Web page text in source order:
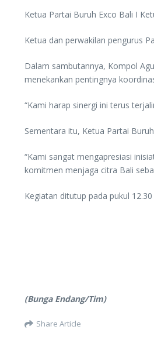
Ketua Partai Buruh Exco Bali I
Ketua dan perwakilan pengurus
Dalam sambutannya, Kompol
menekankan pentingnya
“Kami harap sinergi ini terus
Sementara itu, Ketua Partai
“Kami sangat mengapresiasi
komitmen menjaga citra Bali
Kegiatan ditutup pada pukul
(Bunga Endang/Tim)
Share Article